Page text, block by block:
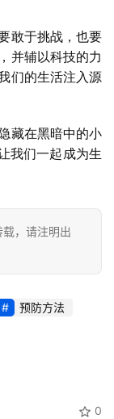
敢于挑战，也要
并辅以科技的力
们的生活注入源
藏在黑暗中的小
我们一起成为生
，请注明出
预防方法
0